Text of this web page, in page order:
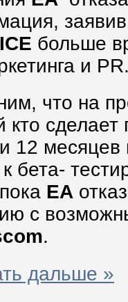
больше
и PR.
что на
кто сделает
12 месяцев
бета-
EA
с
.
дальше »